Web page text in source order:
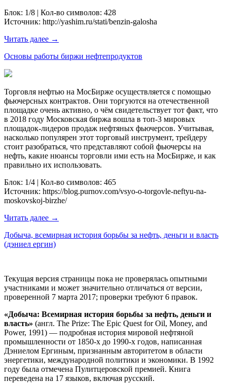
Блок: 1/8 | Кол-во символов: 428
Источник: http://yashim.ru/stati/benzin-galosha
Читать далее →
Основы работы биржи нефтепродуктов
Торговля нефтью на МосБирже осуществляется с помощью
фьючерсных контрактов. Они торгуются на отечественной
площадке очень активно, о чём свидетельствует тот факт, что
в 2018 году Московская биржа вошла в топ-3 мировых
площадок-лидеров продаж нефтяных фьючерсов. Учитывая,
насколько популярен этот торговый инструмент, трейдеру
стоит разобраться, что представляют собой фьючерсы на
нефть, какие нюансы торговли ими есть на МосБирже, и как
правильно их использовать.
Блок: 1/4 | Кол-во символов: 465
Источник: https://blog.purnov.com/vsyo-o-torgovle-neftyu-na-
moskovskoj-birzhe/
Читать далее →
Добыча, всемирная история борьбы за нефть, деньги и власть
(дэниел ергин)
Текущая версия страницы пока не проверялась опытными
участниками и может значительно отличаться от версии,
проверенной 7 марта 2017; проверки требуют 6 правок.
«Добыча: Всемирная история борьбы за нефть, деньги и
власть» (англ. The Prize: The Epic Quest for Oil, Money, and
Power, 1991) — подробная история мировой нефтяной
промышленности от 1850-х до 1990-х годов, написанная
Дэниелом Ергиным, признанным авторитетом в области
энергетики, международной политики и экономики. В 1992
году была отмечена Пулитцеровской премией. Книга
переведена на 17 языков, включая русский.